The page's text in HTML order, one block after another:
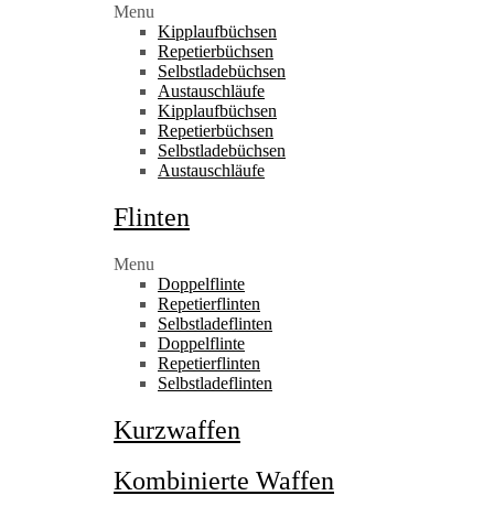
Menu
Kipplaufbüchsen
Repetierbüchsen
Selbstladebüchsen
Austauschläufe
Kipplaufbüchsen
Repetierbüchsen
Selbstladebüchsen
Austauschläufe
Flinten
Menu
Doppelflinte
Repetierflinten
Selbstladeflinten
Doppelflinte
Repetierflinten
Selbstladeflinten
Kurzwaffen
Kombinierte Waffen